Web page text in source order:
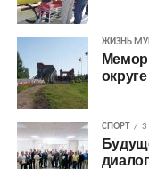
ЖИЗНЬ
СПОРТ 3